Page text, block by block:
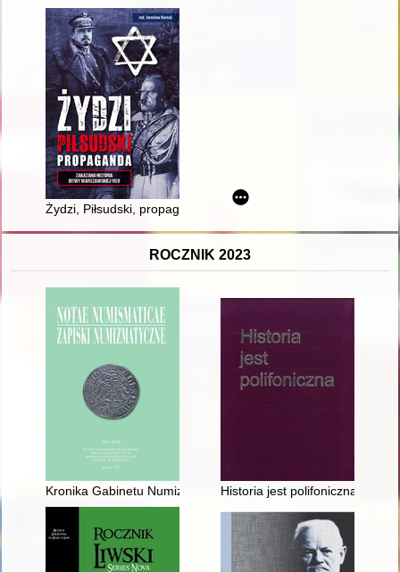
Żydzi, Piłsudski, propaganda : zakazana historia bitwy
ROCZNIK 2023
Kronika Gabinetu Numizmatycznego Muzeum Narodowego
Historia jest polifoniczna :